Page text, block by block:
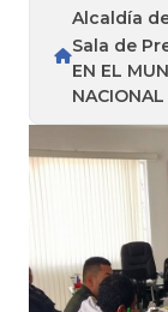
Alcaldía
Sala de
EN EL
NACIONAL